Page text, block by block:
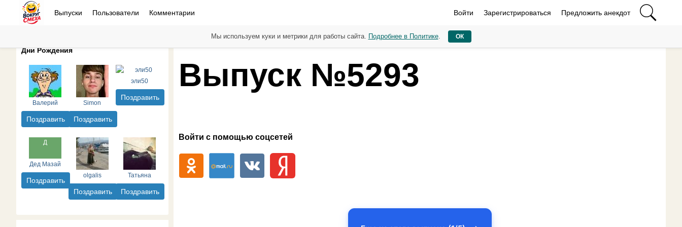
Выпуски Пользователи Комментарии Войти Зарегистрироваться Предложить анекдот
Дни Рождения
Валерий
Поздравить
Simon
Поздравить
эли50
Поздравить
Дед Мазай
Поздравить
olgalis
Поздравить
Татьяна
Поздравить
Выпуск №5293
Войти с помощью соцсетей
Мы используем куки и метрики для работы сайта. Подробнее в Политике. ОК